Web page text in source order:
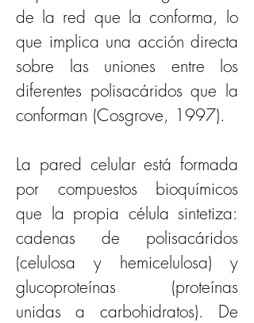
de la red que la conforma, lo
que implica una acción directa
sobre las uniones entre los
diferentes polisacáridos que la
conforman (Cosgrove, 1997).
La pared celular está formada
por compuestos bioquímicos
que la propia célula sintetiza:
cadenas de polisacáridos
(celulosa y hemicelulosa) y
glucoproteínas (proteínas
unidas a carbohidratos). De